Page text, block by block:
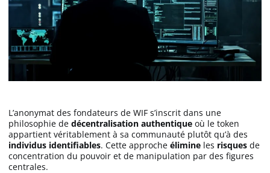
L’anonymat des fondateurs de WIF s’inscrit dans une
philosophie de décentralisation authentique où le token
appartient véritablement à sa communauté plutôt qu’à des
individus identifiables. Cette approche élimine les risques de
concentration du pouvoir et de manipulation par des figures
centrales.